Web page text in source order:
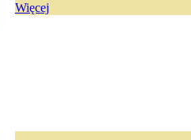
Więcej